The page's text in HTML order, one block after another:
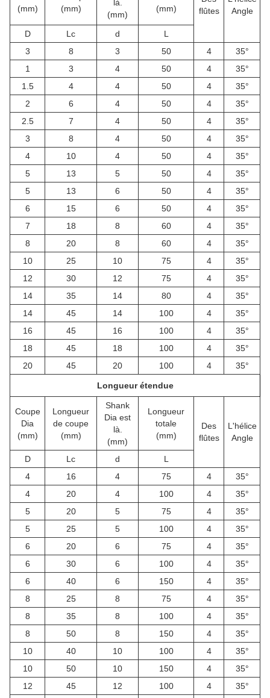
(mm)
(mm)
là.
(mm)
(mm)
flûtes
Angle
D Lc d
L
3
8 3 50 4
35°
1
3 4 50 4
35°
1.5
4 4 50 4
35°
2
6 4 50 4
35°
2.5
7 4 50 4
35°
3
8 4 50 4
35°
4
10 4 50 4
35°
5
13 5 50 4
35°
5
13 6 50 4
35°
6
15 6 50 4
35°
7
18 8 60 4
35°
8
20 8 60 4
35°
10
25 10 75 4
35°
12
30 12 75 4
35°
14
35 14 80 4
35°
14
45 14 100 4
35°
16
45 16 100 4
35°
18
45 18 100 4
35°
20
45 20 100 4 35°
Longueur étendue
Coupe
Dia
(mm)
Longueur
de coupe
(mm)
Shank
Dia est
là.
(mm)
Longueur
totale
(mm)
Des
flûtes
L'hélice
Angle
D Lc d
L
4
16 4 75 4
35°
4
20 4 100 4
35°
5
20 5 75 4
35°
5
25 5 100 4
35°
6
20 6 75 4
35°
6
30 6 100 4
35°
6
40 6 150 4
35°
8
25 8 75 4
35°
8
35 8 100 4
35°
8
50 8 150 4
35°
10
40 10 100 4
35°
10
50 10 150 4
35°
12
45 12 100 4
35°